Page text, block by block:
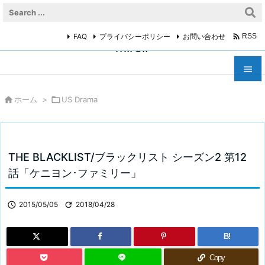
miroir




検索
FAQ プライバシーポリシー お問い合わせ  RSS
 ホーム > US Drama
THE BLACKLIST/ブラックリスト シーズン2 第12
話「ケニヨン･ファミリー」
 2015/05/05  2018/04/28
B!
Copy